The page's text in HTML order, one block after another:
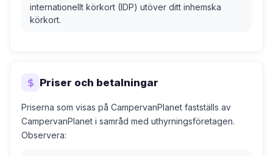
internationellt körkort (IDP) utöver ditt inhemska
körkort.
Priser och betalningar
Priserna som visas på CampervanPlanet fastställs av
CampervanPlanet i samråd med uthyrningsföretagen.
Observera: